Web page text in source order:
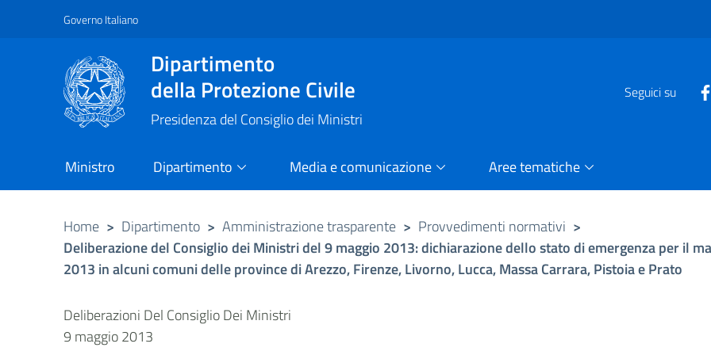
Vai al contenuto principale
Raggiungi il piè di pagina
Governo Italiano
Dipartimento
della Protezione Civile
Presidenza del Consiglio dei Ministri
Seguici su
Ministro Dipartimento Media e comunicazione Aree tematiche
Home > Dipartimento > Amministrazione trasparente > Provvedimenti normativi >
Deliberazione del Consiglio dei Ministri del 9 maggio 2013: dichiarazione dello stato di emergenza per il
2013 in alcuni comuni delle province di Arezzo, Firenze, Livorno, Lucca, Massa Carrara, Pistoia e Prato
Deliberazioni Del Consiglio Dei Ministri
9 maggio 2013